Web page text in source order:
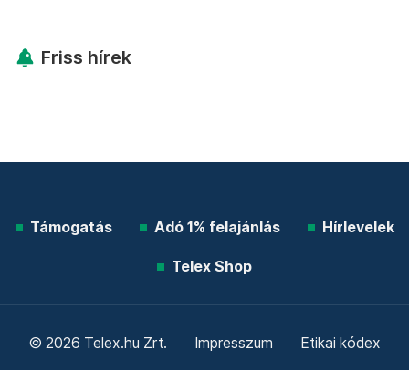
Friss hírek
Támogatás Adó 1% felajánlás Hírlevelek
Telex Shop
© 2026 Telex.hu Zrt. Impresszum Etikai kódex